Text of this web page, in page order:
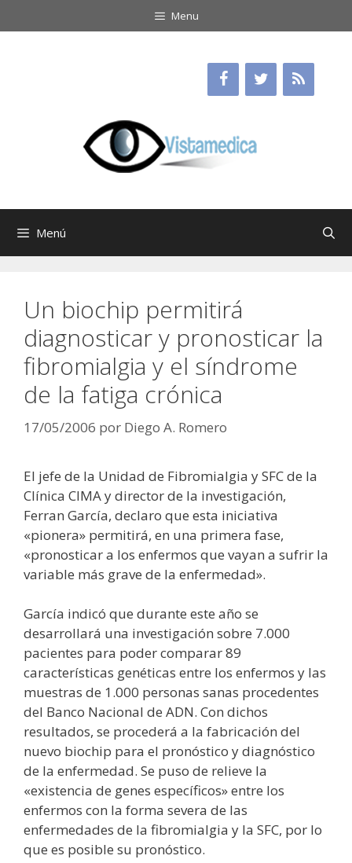
al
Menu
Menú
Un biochip permitirá
diagnosticar y pronosticar la
fibromialgia y el síndrome
de la fatiga crónica
17/05/2006 por Diego A. Romero
El jefe de la Unidad de Fibromialgia y SFC de la
Clínica CIMA y director de la investigación,
Ferran García, declaro que esta iniciativa
«pionera» permitirá, en una primera fase,
«pronosticar a los enfermos que vayan a sufrir la
variable más grave de la enfermedad».
García indicó que durante este año se
desarrollará una investigación sobre 7.000
pacientes para poder comparar 89
características genéticas entre los enfermos y las
muestras de 1.000 personas sanas procedentes
del Banco Nacional de ADN. Con dichos
resultados, se procederá a la fabricación del
nuevo biochip para el pronóstico y diagnóstico
de la enfermedad. Se puso de relieve la
«existencia de genes específicos» entre los
enfermos con la forma severa de las
enfermedades de la fibromialgia y la SFC, por lo
que es posible su pronóstico.